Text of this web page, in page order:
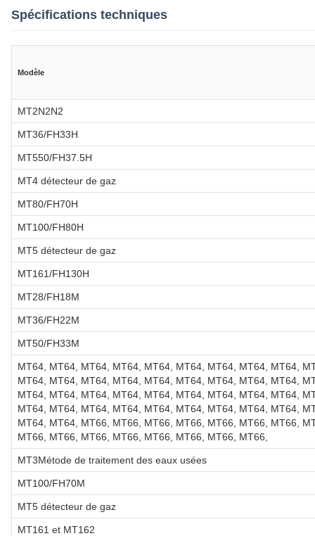
Spécifications techniques
Modèle
MT2N2N2
MT36/FH33H
MT550/FH37.5H
MT4 détecteur de gaz
MT80/FH70H
MT100/FH80H
MT5 détecteur de gaz
MT161/FH130H
MT28/FH18M
MT36/FH22M
MT50/FH33M
MT64, MT64, MT64, MT64, MT64, MT64, MT64, MT64, MT64,
MT64, MT64, MT64, MT64, MT64, MT64, MT64, MT64, MT64,
MT64, MT64, MT64, MT64, MT64, MT64, MT64, MT64, MT64,
MT64, MT64, MT64, MT64, MT64, MT64, MT64, MT64, MT64,
MT64, MT64, MT66, MT66, MT66, MT66, MT66, MT66, MT66,
MT66, MT66, MT66, MT66, MT66, MT66, MT66, MT66,
MT3Métode de traitement des eaux usées
MT100/FH70M
MT5 détecteur de gaz
MT161 et MT162